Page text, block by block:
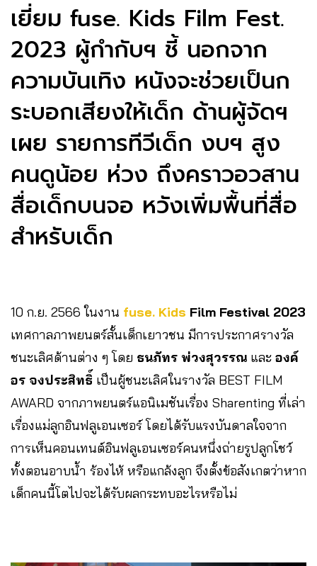
เยี่ยม fuse. Kids Film Fest.
2023 ผู้กำกับฯ ชี้ นอกจาก
ความบันเทิง หนังจะช่วยเป็นก
ระบอกเสียงให้เด็ก ด้านผู้จัดฯ
เผย รายการทีวีเด็ก งบฯ สูง
คนดูน้อย ห่วง ถึงคราวอวสาน
สื่อเด็กบนจอ หวังเพิ่มพื้นที่สื่อ
สำหรับเด็ก
10 ก.ย. 2566 ในงาน fuse. Kids Film Festival 2023
เทศกาลภาพยนตร์สั้นเด็กเยาวชน มีการประกาศรางวัล
ชนะเลิศด้านต่าง ๆ โดย ธนภัทร พ่วงสุวรรณ และ องค์
อร จงประสิทธิ์ เป็นผู้ชนะเลิศในรางวัล BEST FILM
AWARD จากภาพยนตร์แอนิเมชันเรื่อง Sharenting ที่เล่า
เรื่องแม่ลูกอินฟลูเอนเซอร์ โดยได้รับแรงบันดาลใจจาก
การเห็นคอนเทนต์อินฟลูเอนเซอร์คนหนึ่งถ่ายรูปลูกโชว์
ทั้งตอนอาบน้ำ ร้องไห้ หรือแกล้งลูก จึงตั้งข้อสังเกตว่าหาก
เด็กคนนี้โตไปจะได้รับผลกระทบอะไรหรือไม่